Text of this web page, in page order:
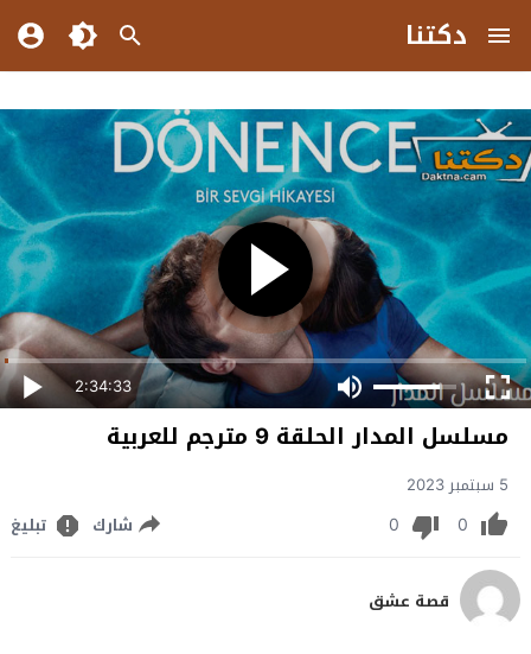
دكتنا
2:34:33
مسلسل المدار الحلقة 9 مترجم للعربية
5 سبتمبر 2023
0
0 شارك تبليغ
قصة عشق